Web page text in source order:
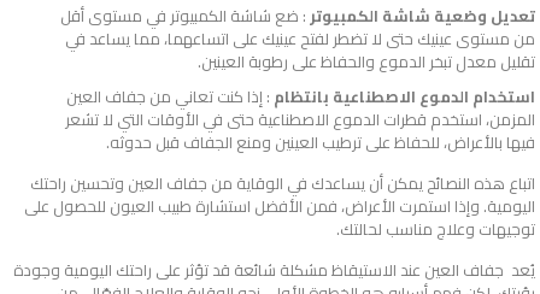
تعديل وضعية شاشة الكمبيوتر: ضع شاشة الكمبيوتر في مستوى أقل
من مستوى عينيك حتى لا تضطر لفتح عينيك على اتساعهما، مما يساعد في
تقليل معدل تبخر الدموع والحفاظ على رطوبة العينين.
استخدام الدموع الاصطناعية بانتظام : إذا كنت تعاني من جفاف العين
المزمن، استخدم قطرات الدموع الاصطناعية حتى في الأوقات التي لا تشعر
فيها بالأعراض، للحفاظ على ترطيب العينين ومنع الجفاف قبل حدوثه.
اتباع هذه النصائح يمكن أن يساعدك في الوقاية من جفاف العين وتحسين راحتك
اليومية. وإذا استمرت الأعراض، فمن الأفضل استشارة طبيب العيون للحصول على
توجيهات وعلاج مناسب لحالتك.
يُعد جفاف العين عند الاستيقاظ مشكلة شائعة قد تؤثر على راحتك اليومية وجودة